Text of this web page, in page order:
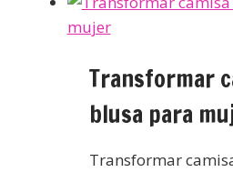
Transformar
blusa para
Transformar